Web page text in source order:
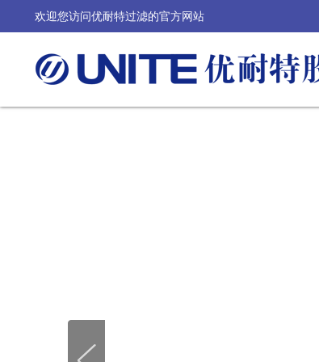
欢迎您访问优耐特过滤的官方网站